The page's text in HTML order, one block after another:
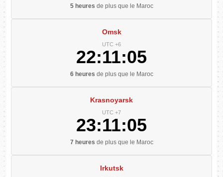
5 heures de plus que le Maroc
Omsk
UTC +6
22:11:06
6 heures de plus que le Maroc
Krasnoyarsk
UTC +7
23:11:06
7 heures de plus que le Maroc
Irkutsk